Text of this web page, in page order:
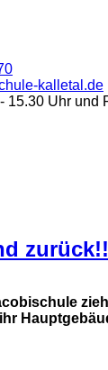
kalletal.de
15.30 Uhr und